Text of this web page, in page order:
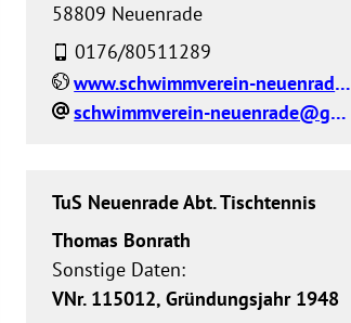
www.schwimmverein-neuenrade.de
schwimmverein-neuenrade@gmx.de
58809 Neuenrade
0176/80511289
TuS Neuenrade Abt. Tischtennis
Thomas Bonrath
Sonstige Daten:
VNr. 115012, Gründungsjahr 1948